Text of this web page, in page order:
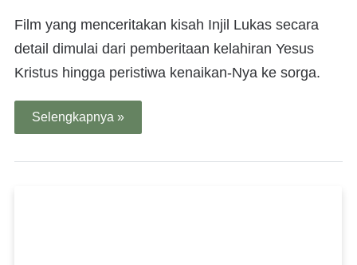
Film yang menceritakan kisah Injil Lukas secara
detail dimulai dari pemberitaan kelahiran Yesus
Kristus hingga peristiwa kenaikan-Nya ke sorga.
Selengkapnya »